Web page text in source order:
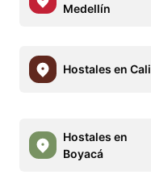
Medellín
Hostales en Cali
Hostales en
Boyacá